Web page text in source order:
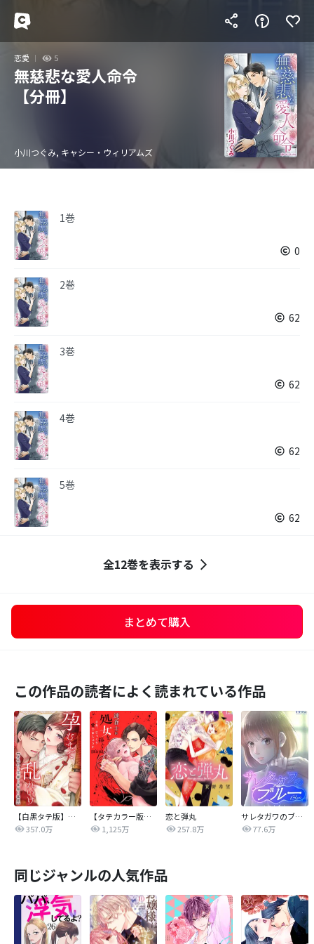
恋愛 5
無慈悲な愛人命令
【分冊】
小川つぐみ, キャシー・ウィリアムズ
1巻
0
2巻
62
3巻
62
4巻
62
5巻
62
全12巻を表示する
まとめて購入
この作品の読者によく読まれている作品
【白黒タテ版】孕むまで乱れいけ～身代わり花嫁と軍服の猛愛
357.0万
【タテカラー版】漣蒼士に処女を捧ぐ～さあ、じっくり愛でましょうか
1,125万
恋と弾丸
257.8万
サレタガワのブルー【タテヨミ】
77.6万
同じジャンルの人気作品